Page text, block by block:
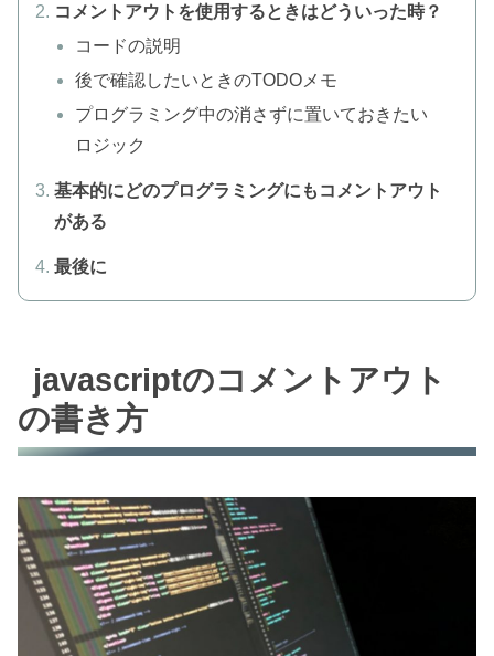
コメントアウトを使用するときはどういった時？
コードの説明
後で確認したいときのTODOメモ
プログラミング中の消さずに置いておきたい
ロジック
基本的にどのプログラミングにもコメントアウト
がある
最後に
javascriptのコメントアウト
の書き方